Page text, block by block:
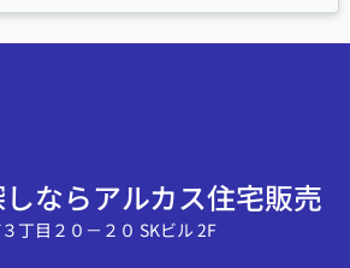
ならアルカス住宅販売
丁目２０－２０ SKビル 2F